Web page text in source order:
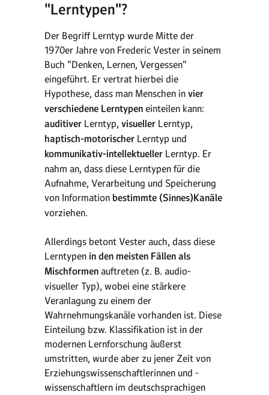
"Lerntypen"?
Der Begriff Lerntyp wurde Mitte der
1970er Jahre von Frederic Vester in seinem
Buch "Denken, Lernen, Vergessen"
eingeführt. Er vertrat hierbei die
Hypothese, dass man Menschen in vier
verschiedene Lerntypen einteilen kann:
auditiver Lerntyp, visueller Lerntyp,
haptisch-motorischer Lerntyp und
kommunikativ-intellektueller Lerntyp. Er
nahm an, dass diese Lerntypen für die
Aufnahme, Verarbeitung und Speicherung
von Information bestimmte (Sinnes)Kanäle
vorziehen.
Allerdings betont Vester auch, dass diese
Lerntypen in den meisten Fällen als
Mischformen auftreten (z. B. audio-
visueller Typ), wobei eine stärkere
Veranlagung zu einem der
Wahrnehmungskanäle vorhanden ist. Diese
Einteilung bzw. Klassifikation ist in der
modernen Lernforschung äußerst
umstritten, wurde aber zu jener Zeit von
Erziehungswissenschaftlerinnen und -
wissenschaftlern im deutschsprachigen